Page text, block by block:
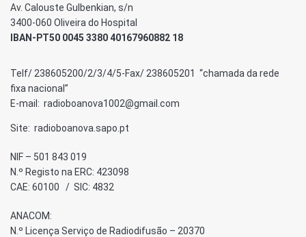
Av. Calouste Gulbenkian, s/n
3400-060 Oliveira do Hospital
IBAN-PT50 0045 3380 40167960882 18
Telf/ 238605200/2/3/4/5-Fax/ 238605201 “chamada da rede
fixa nacional”
E-mail: radioboanova1002@gmail.com
Site: radioboanova.sapo.pt
NIF – 501 843 019
N.º Registo na ERC: 423098
CAE: 60100 / SIC: 4832
ANACOM:
N.º Licença Serviço de Radiodifusão – 20370